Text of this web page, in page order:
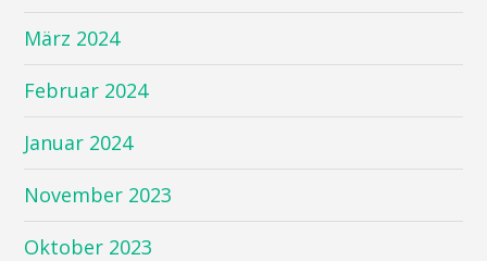
März 2024
Februar 2024
Januar 2024
November 2023
Oktober 2023